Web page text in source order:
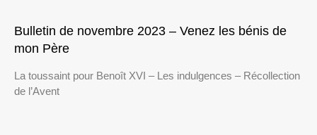
Bulletin de novembre 2023 – Venez les bénis de
mon Père
La toussaint pour Benoît XVI – Les indulgences – Récollection
de l’Avent